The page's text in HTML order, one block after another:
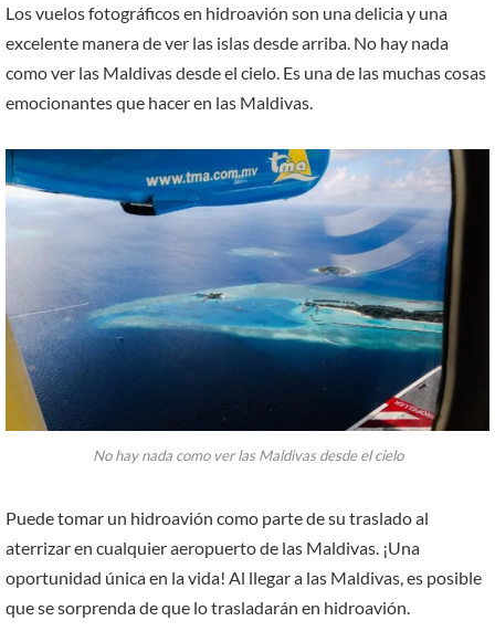
Los vuelos fotográficos en hidroavión son una delicia y una
excelente manera de ver las islas desde arriba. No hay nada
como ver las Maldivas desde el cielo. Es una de las muchas cosas
emocionantes que hacer en las Maldivas.
No hay nada como ver las Maldivas desde el cielo
Puede tomar un hidroavión como parte de su traslado al
aterrizar en cualquier aeropuerto de las Maldivas. ¡Una
oportunidad única en la vida! Al llegar a las Maldivas, es posible
que se sorprenda de que lo trasladarán en hidroavión.